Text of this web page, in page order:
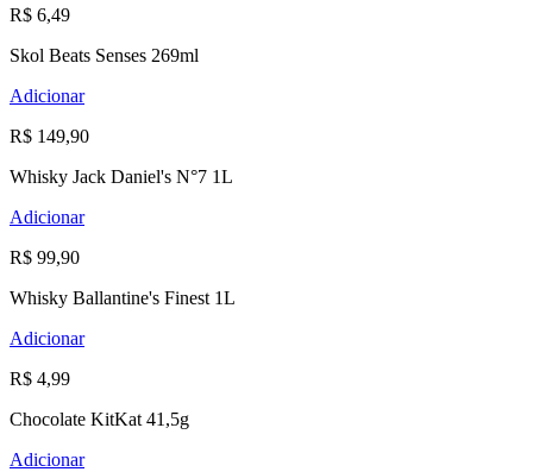
R$ 6,49
Skol Beats Senses 269ml
Adicionar
R$ 149,90
Whisky Jack Daniel's N°7 1L
Adicionar
R$ 99,90
Whisky Ballantine's Finest 1L
Adicionar
R$ 4,99
Chocolate KitKat 41,5g
Adicionar